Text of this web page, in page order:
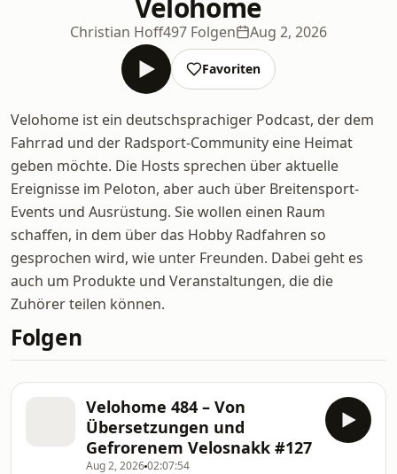
Velohome
Christian Hoff497 Folgen Aug 2, 2026
Favoriten
Velohome ist ein deutschsprachiger Podcast, der dem
Fahrrad und der Radsport-Community eine Heimat
geben möchte. Die Hosts sprechen über aktuelle
Ereignisse im Peloton, aber auch über Breitensport-
Events und Ausrüstung. Sie wollen einen Raum
schaffen, in dem über das Hobby Radfahren so
gesprochen wird, wie unter Freunden. Dabei geht es
auch um Produkte und Veranstaltungen, die die
Zuhörer teilen können.
Folgen
Velohome 484 – Von
Übersetzungen und
Gefrorenem Velosnakk #127
Aug 2, 202602:07:54